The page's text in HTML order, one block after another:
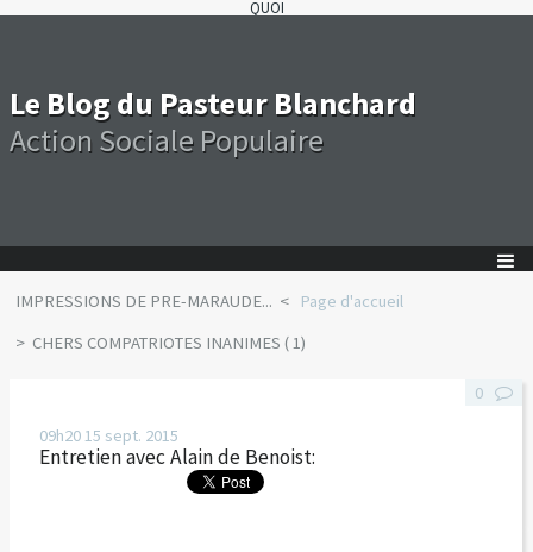
QUOI
Le Blog du Pasteur Blanchard
Action Sociale Populaire
IMPRESSIONS DE PRE-MARAUDE...
Page d'accueil
CHERS COMPATRIOTES INANIMES ( 1)
09h2015 sept. 2015
Entretien avec Alain de Benoist:
0